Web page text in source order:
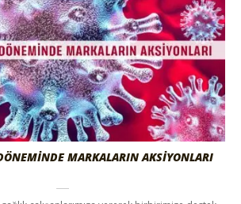
MARKALARIN AKSIYONLARI